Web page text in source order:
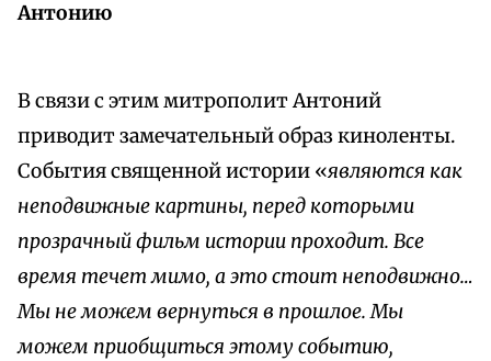
Антонию
В связи с этим митрополит Антоний
приводит замечательный образ киноленты.
События священной истории «являются как
неподвижные картины, перед ко­торыми
прозрачный фильм истории проходит. Все
время течет мимо, а это стоит неподвижно…
Мы не можем вернуться в прошлое. Мы
можем приобщиться этому событию,